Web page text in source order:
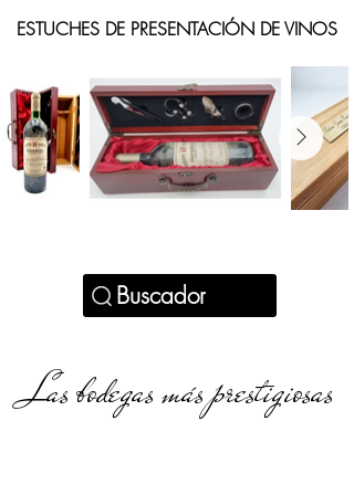
ESTUCHES DE PRESENTACIÓN DE VINOS
Las bodegas más prestigiosas
Buscador